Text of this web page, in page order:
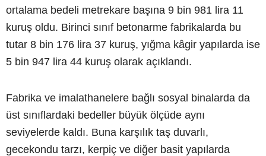
ortalama bedeli metrekare başına 9 bin 981 lira 11
kuruş oldu. Birinci sınıf betonarme fabrikalarda bu
tutar 8 bin 176 lira 37 kuruş, yığma kâgir yapılarda ise
5 bin 947 lira 44 kuruş olarak açıklandı.
Fabrika ve imalathanelere bağlı sosyal binalarda da
üst sınıflardaki bedeller büyük ölçüde aynı
seviyelerde kaldı. Buna karşılık taş duvarlı,
gecekondu tarzı, kerpiç ve diğer basit yapılarda